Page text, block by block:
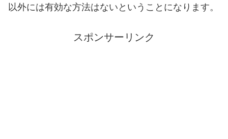
以外には有効な方法はないということになります。
スポンサーリンク